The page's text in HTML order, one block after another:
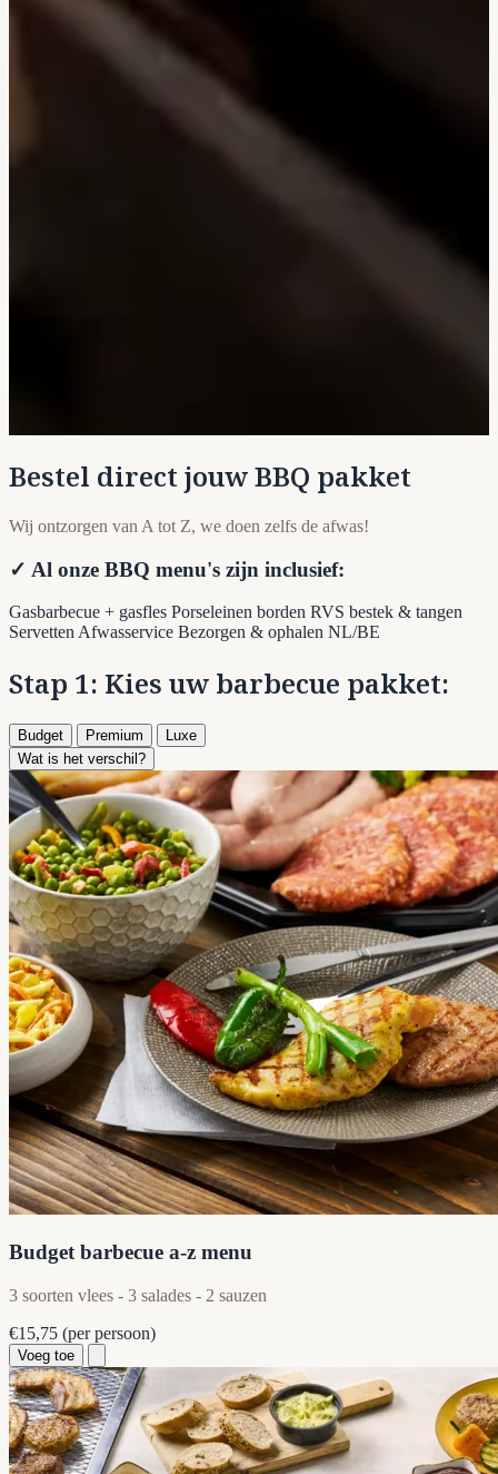
Bestel direct jouw BBQ pakket
Wij ontzorgen van A tot Z, we doen zelfs de afwas!
✓ Al onze BBQ menu's zijn inclusief:
Gasbarbecue + gasfles Porseleinen borden RVS bestek & tangen
ServettenAfwasservice Bezorgen & ophalen NL/BE
Stap 1: Kies uw barbecue pakket:
Budget Premium
Luxe
Wat is het verschil?
Budget barbecue a-z menu
3 soorten vlees - 3 salades - 2 sauzen
€15,75 (per persoon)
Voeg toe